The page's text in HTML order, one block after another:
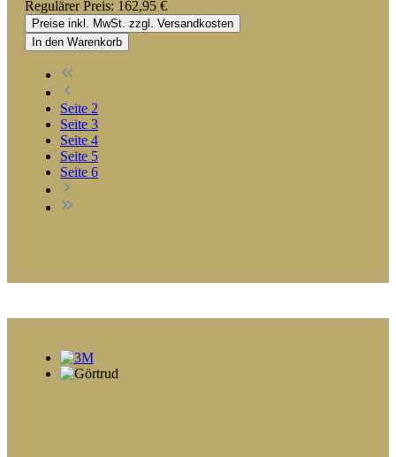
Regulärer Preis: 162,95 €
Preise inkl. MwSt. zzgl. Versandkosten
In den Warenkorb
Seite 2
Seite 3
Seite 4
Seite 5
Seite 6